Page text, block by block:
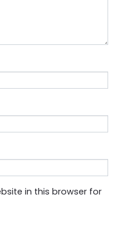
in this browser for